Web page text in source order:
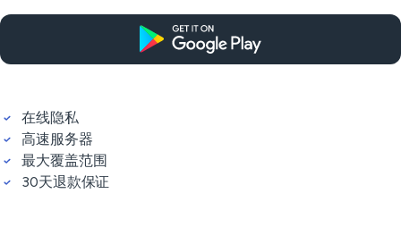
在线隐私
高速服务器
最大覆盖范围
30天退款保证